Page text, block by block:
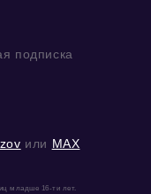
подписка
или MAX
младше 16-ти лет.